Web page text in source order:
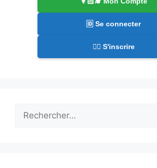
🆔 Se connecter
✍🏻 S'inscrire